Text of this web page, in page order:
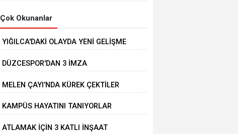
Çok Okunanlar
YIĞILCA'DAKİ OLAYDA YENİ GELİŞME
DÜZCESPOR'DAN 3 İMZA
MELEN ÇAYI’NDA KÜREK ÇEKTİLER
KAMPÜS HAYATINI TANIYORLAR
ATLAMAK İÇİN 3 KATLI İNŞAAT